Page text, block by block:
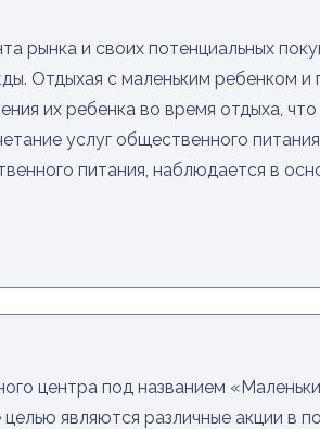
рынка и своих потенциальных
Отдыхая с маленьким ребенком и
их ребенка во время отдыха, что
услуг общественного
питания, наблюдается в
центра под названием
являются различные акции в